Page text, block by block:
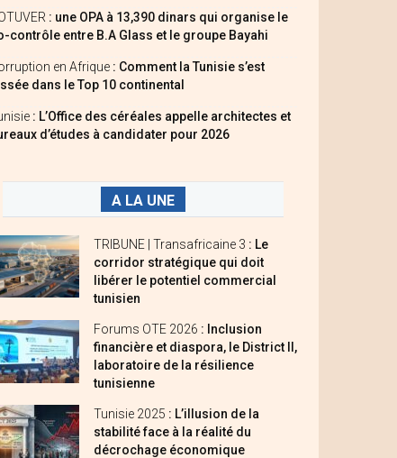
: une OPA à 13,390 dinars qui organise le
contrôle entre B.A Glass et le groupe Bayahi
en Afrique : Comment la Tunisie s’est
dans le Top 10 continental
: L’Office des céréales appelle architectes et
d’études à candidater pour 2026
A LA UNE
TRIBUNE | Transafricaine 3 : Le
corridor stratégique qui doit
libérer le potentiel commercial
tunisien
Forums OTE 2026 : Inclusion
financière et diaspora, le District II,
laboratoire de la résilience
tunisienne
Tunisie 2025 : L’illusion de la
stabilité face à la réalité du
décrochage économique